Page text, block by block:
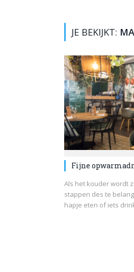
JE BEKIJKT:
Fijne
Als het kouder wordt
stappen des te
hapje eten of iets